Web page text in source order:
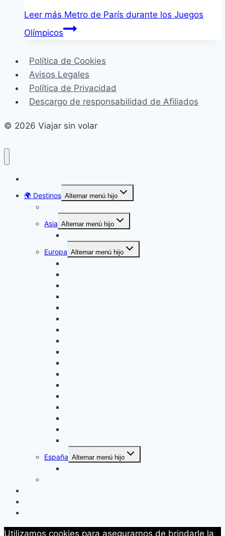
Leer más Metro de París durante los Juegos
Olímpicos
Política de Cookies
Avisos Legales
Política de Privacidad
Descargo de responsabilidad de Afiliados
© 2026 Viajar sin volar
🌍 Destinos Alternar menú hijo
Asia Alternar menú hijo
Europa Alternar menú hijo
España Alternar menú hijo
Utilizamos cookies para asegurarnos de brindarle la